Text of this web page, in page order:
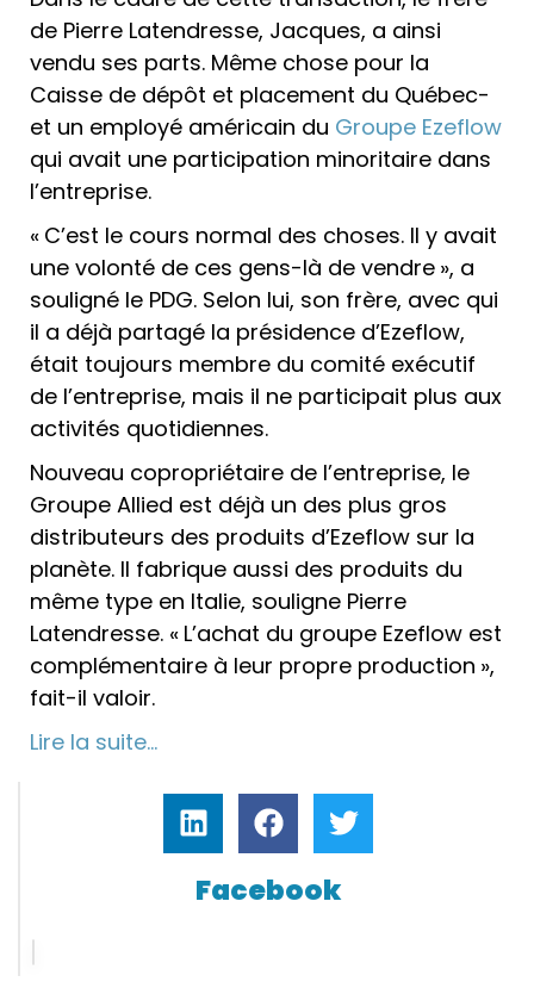
de Pierre Latendresse­, Jacques, a ainsi
vendu ses parts. Même chose pour la
Caisse de dépôt et placement du Québec­
et un employé américain du Groupe Ezeflow
qui avait une participation minoritaire dans
l’entreprise.
« C’est le cours normal des choses. Il y avait
une volonté de ces gens-là de vendre », a
souligné le PDG. Selon lui, son frère, avec qui
il a déjà partagé la présidence d’Ezeflow,
était toujours membre du comité exécutif
de l’entreprise, mais il ne participait plus aux
activités quotidiennes.
Nouveau copropriétaire de l’entreprise, le
Groupe Allied est déjà un des plus gros
distributeurs des produits d’Ezeflow sur la
planète. Il fabrique aussi des produits du
même type en Italie, souligne Pierre
Latendresse. « L’achat du groupe Ezeflow est
complémentaire à leur propre production »,
fait-il valoir.
Lire la suite…
Facebook